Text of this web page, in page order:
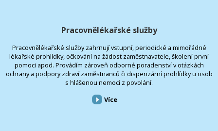
Pracovnělékařské služby
Pracovnělékařské služby zahrnují vstupní, periodické a mimořádné
lékařské prohlídky, očkování na žádost zaměstnavatele, školení první
pomoci apod. Provádím zároveň odborné poradenství v otázkách
ochrany a podpory zdraví zaměstnanců či dispenzární prohlídky u osob
s hlášenou nemocí z povolání.
Více